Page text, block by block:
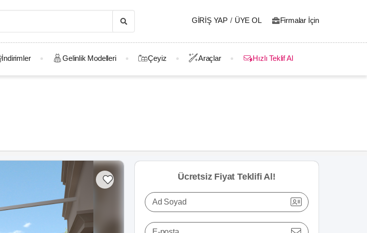
GIRIŞ YAP / ÜYE OL Firmalar İçin
İndirimler Gelinlik Modelleri Çeyiz Araçlar Hızlı Teklif Al
Ücretsiz Fiyat Teklifi Al!
Ad Soyad